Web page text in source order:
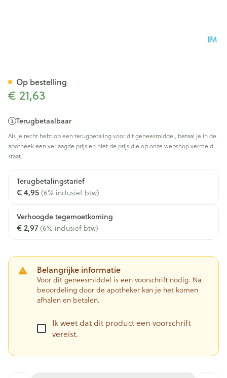
€ 21,63
Terugbetaalbaar
Als je recht hebt op een terugbetaling voor dit geneesmiddel, betaal je in de
apotheek een verlaagde prijs en niet de prijs die op onze webshop vermeld
staat.
Terugbetalingstarief
€ 4,95(6% inclusief btw)
Verhoogde tegemoetkoming
€ 2,97(6% inclusief btw)
Belangrijke informatie
Voor dit geneesmiddel is een voorschrift nodig. Na
beoordeling door de apotheker kan je het komen
afhalen en betalen.
Ik weet dat dit product een voorschrift
vereist.
Op bestelling